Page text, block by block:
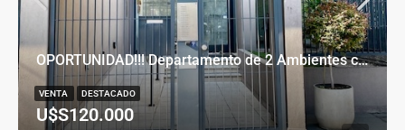
OPORTUNIDAD!!! Departamento de 2 Ambientes con Cochera en Banfield Este
U$S120.000
VENTA DESTACADO